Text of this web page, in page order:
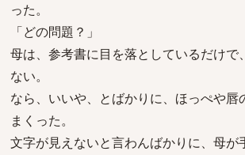
った。
「どの問題？」
母は、参考書に目を落としているだけで
ない。
なら、いいや、とばかりに、ほっぺや唇
まくった。
文字が見えないと言わんばかりに、母が